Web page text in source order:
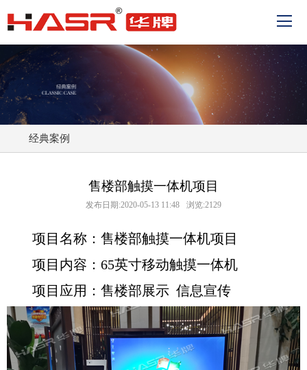
经典案例
售楼部触摸一体机项目
发布日期:2020-05-13 11:48 浏览:2129
项目名称：售楼部触摸一体机项目
项目内容：65英寸移动触摸一体机
项目应用：售楼部展示 信息宣传